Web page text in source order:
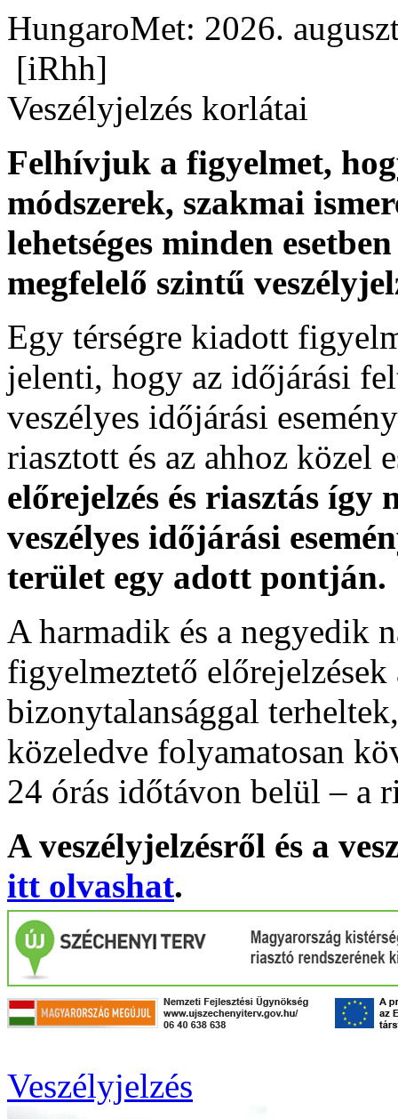
HungaroMet: 2026.
[iRhh]
Veszélyjelzés korlátai
Felhívjuk a figyelmet,
módszerek, szakmai
lehetséges minden
megfelelő szintű
Egy térségre kiadott
jelenti, hogy az időjárási
veszélyes időjárási
riasztott és az ahhoz közel
előrejelzés és riasztás
veszélyes időjárási
terület egy adott pontján.
A harmadik és a negyedik
figyelmeztető
bizonytalansággal
közeledve folyamatosan
24 órás időtávon belül – a
A veszélyjelzésről és a
itt olvashat.
Veszélyjelzés